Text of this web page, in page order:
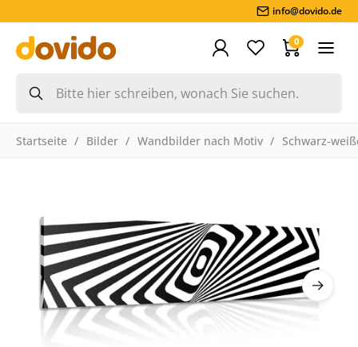
info@dovido.de
0
Startseite Bilder Wandbilder nach Motiv Schwarz-